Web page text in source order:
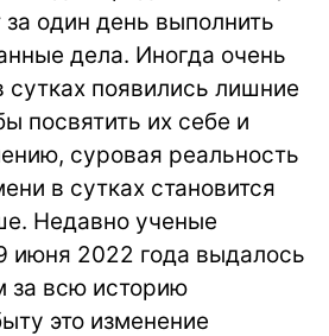
один день выполнить
дела. Иногда очень
сутках появились лишние
посвятить их себе и
суровая реальность
в сутках становится
Недавно ученые
июня 2022 года выдалось
за всю историю
это изменение